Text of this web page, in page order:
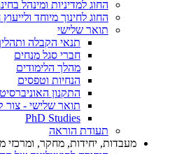
החוג למדיניות ומינהל
החוג לחינוך מיוחד ולייעוץ
תואר שלישי
תנאי הקבלה
חברי סגל מנחים
מהלך הלימודים
הנחיות וטפסים
התקנון
תואר שלישי - צור
PhD Studies
תעודת הוראה
מעבדות, יחידות, מחקר, ומרכזי